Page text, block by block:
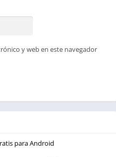
y web en este navegador
para Android